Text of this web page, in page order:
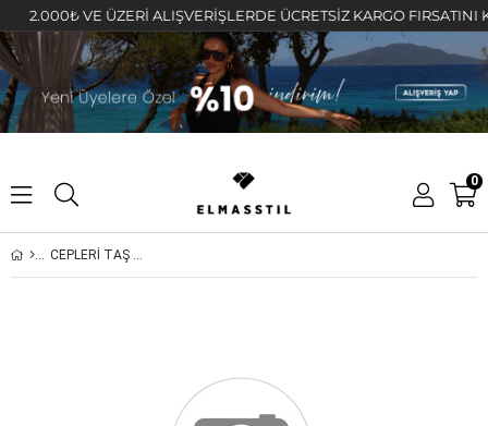
VE ÜZERİ ALIŞVERİŞLERDE ÜCRETSİZ KARGO FIRSATINI
0
CEPLERİ TAŞ DETAYLI SWEATSHIRT/340